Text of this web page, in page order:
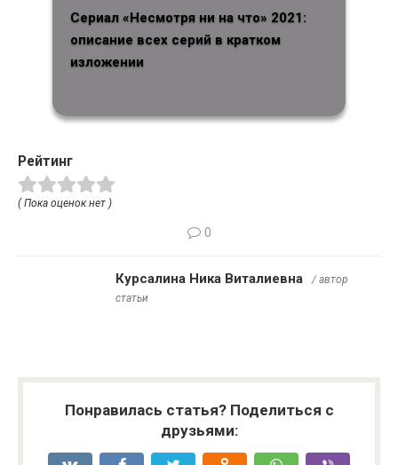
Сериал «Несмотря ни на что» 2021:
описание всех серий в кратком
изложении
Рейтинг
( Пока оценок нет )
0
Курсалина Ника Виталиевна
/ автор
статьи
Понравилась статья? Поделиться с
друзьями: